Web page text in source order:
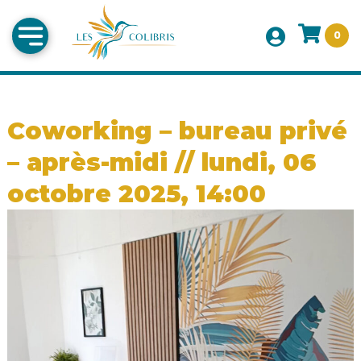
0
Coworking – bureau privé
– après-midi // lundi, 06
octobre 2025, 14:00